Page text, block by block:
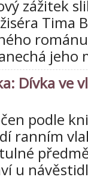
zážitek
Tima
jeho
Dívka ve
podle
ranním
u